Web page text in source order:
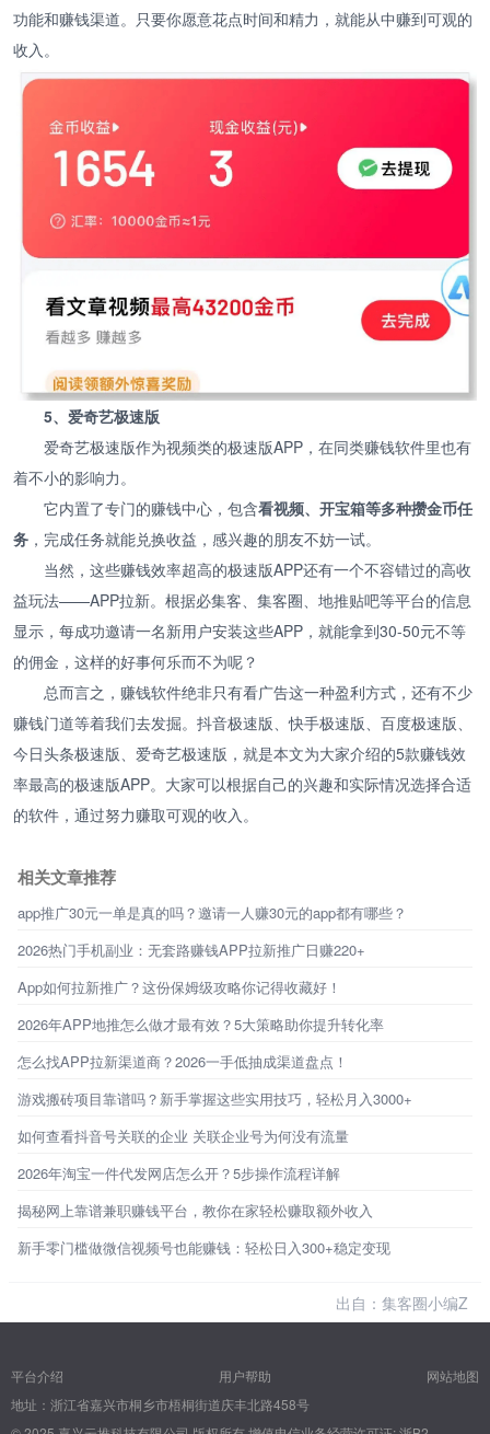
功能和赚钱渠道。只要你愿意花点时间和精力，就能从中赚到可观的
收入。
5、爱奇艺极速版
爱奇艺极速版作为视频类的极速版APP，在同类赚钱软件里也有
着不小的影响力。
它内置了专门的赚钱中心，包含看视频、开宝箱等多种攒金币任
务 ，完成任务就能兑换收益，感兴趣的朋友不妨一试。
当然，这些赚钱效率超高的极速版APP还有一个不容错过的高收
益玩法——APP拉新。根据必集客、集客圈、地推贴吧等平台的信息
显示，每成功邀请一名新用户安装这些APP，就能拿到30-50元不等
的佣金，这样的好事何乐而不为呢？
总而言之，赚钱软件绝非只有看广告这一种盈利方式，还有不少
赚钱门道等着我们去发掘。抖音极速版、快手极速版、百度极速版、
今日头条极速版、爱奇艺极速版，就是本文为大家介绍的5款赚钱效
率最高的极速版APP。大家可以根据自己的兴趣和实际情况选择合适
的软件，通过努力赚取可观的收入。
相关文章推荐
app推广30元一单是真的吗？邀请一人赚30元的app都有哪些？
2026热门手机副业：无套路赚钱APP拉新推广日赚220+
App如何拉新推广？这份保姆级攻略你记得收藏好！
2026年APP地推怎么做才最有效？5大策略助你提升转化率
怎么找APP拉新渠道商？2026一手低抽成渠道盘点！
游戏搬砖项目靠谱吗？新手掌握这些实用技巧，轻松月入3000+
如何查看抖音号关联的企业 关联企业号为何没有流量
2026年淘宝一件代发网店怎么开？5步操作流程详解
揭秘网上靠谱兼职赚钱平台，教你在家轻松赚取额外收入
新手零门槛做微信视频号也能赚钱：轻松日入300+稳定变现
出自：集客圈小编Z
平台介绍 用户帮助
网站地图
地址：浙江省嘉兴市桐乡市梧桐街道庆丰北路458号